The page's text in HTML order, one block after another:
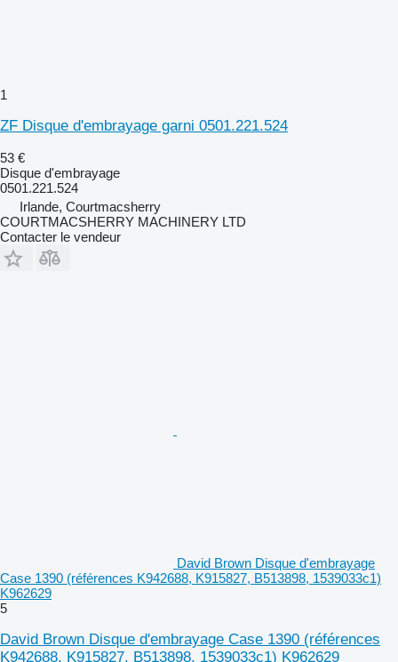
1
ZF Disque d'embrayage garni 0501.221.524
53 €
Disque d'embrayage
0501.221.524
Irlande, Courtmacsherry
COURTMACSHERRY MACHINERY LTD
Contacter le vendeur
David Brown Disque d'embrayage
Case 1390 (références K942688, K915827, B513898, 1539033c1)
K962629
5
David Brown Disque d'embrayage Case 1390 (références
K942688, K915827, B513898, 1539033c1) K962629